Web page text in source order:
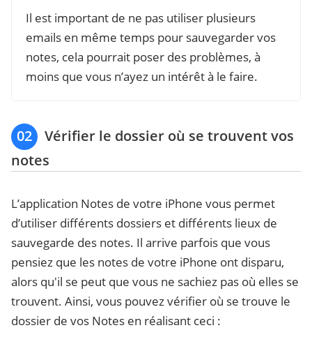
Il est important de ne pas utiliser plusieurs
emails en même temps pour sauvegarder vos
notes, cela pourrait poser des problèmes, à
moins que vous n’ayez un intérêt à le faire.
02
Vérifier le dossier où se trouvent vos
notes
L’application Notes de votre iPhone vous permet
d’utiliser différents dossiers et différents lieux de
sauvegarde des notes. Il arrive parfois que vous
pensiez que les notes de votre iPhone ont disparu,
alors qu'il se peut que vous ne sachiez pas où elles se
trouvent. Ainsi, vous pouvez vérifier où se trouve le
dossier de vos Notes en réalisant ceci :